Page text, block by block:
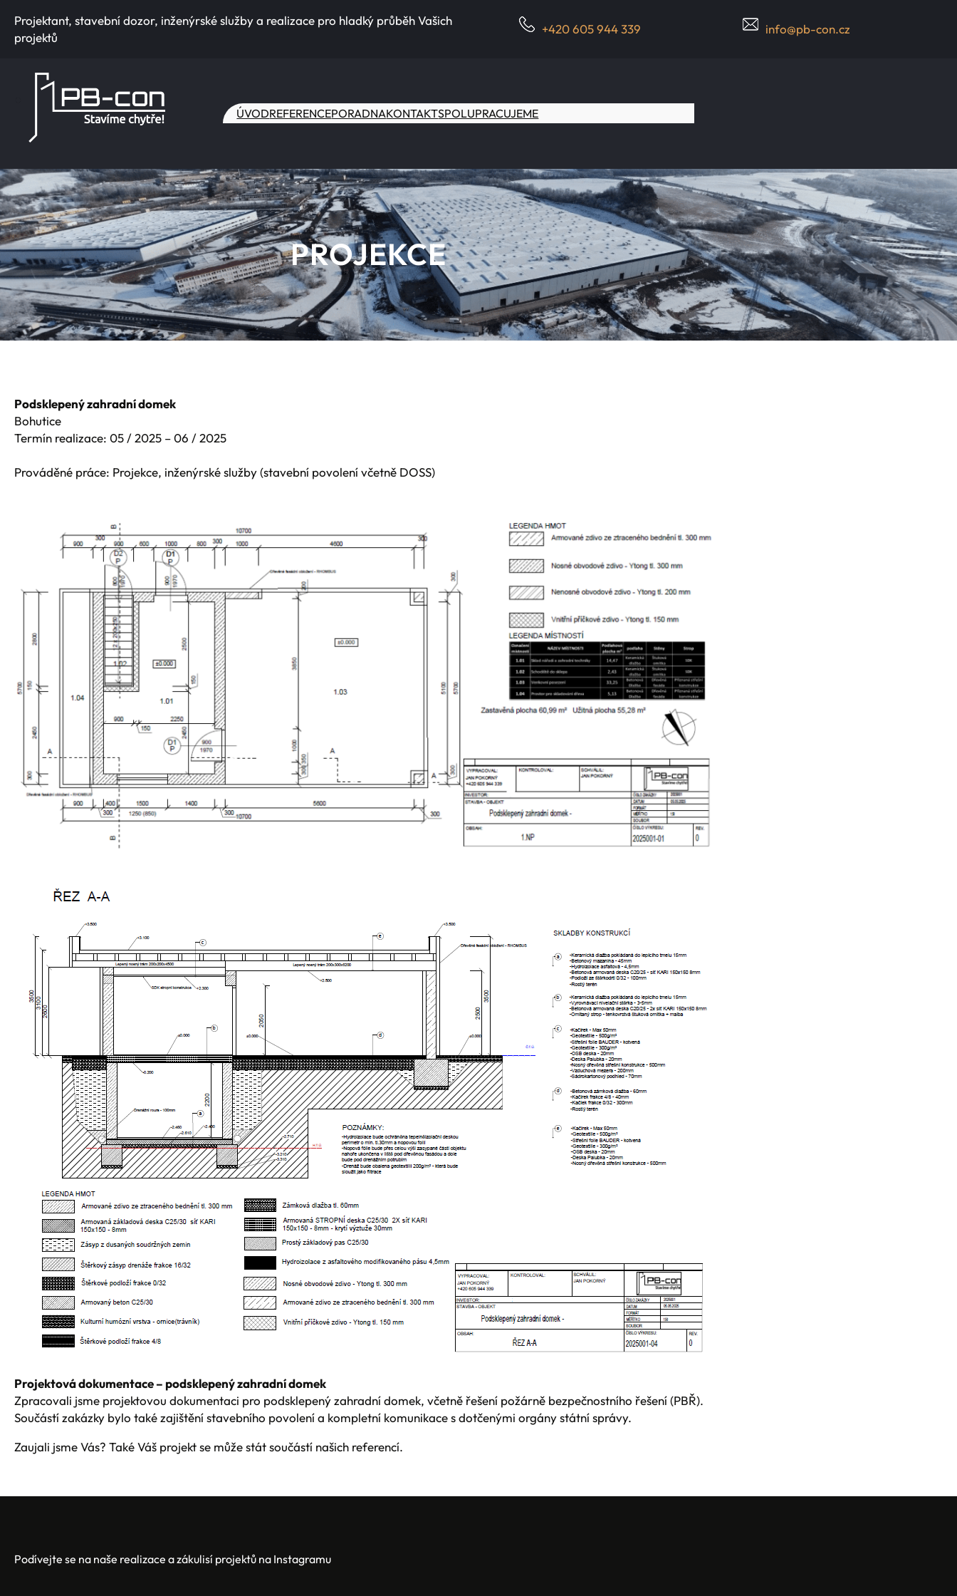
obsah
Projektant, stavební dozor, inženýrské služby a realizace pro hladký průběh Vašich
projektů
+420 605 944 339 info@pb-con.cz
ÚVODREFERENCEPORADNAKONTAKTSPOLUPRACUJEME
PROJEKCE
Podsklepený zahradní domek
Bohutice
Termín realizace: 05 / 2025 – 06 / 2025
Prováděné práce: Projekce, inženýrské služby (stavební povolení včetně DOSS)
Projektová dokumentace – podsklepený zahradní domek
Zpracovali jsme projektovou dokumentaci pro podsklepený zahradní domek, včetně řešení požárně bezpečnostního řešení (PBŘ).
Součástí zakázky bylo také zajištění stavebního povolení a kompletní komunikace s dotčenými orgány státní správy.
Zaujali jsme Vás? Také Váš projekt se může stát součástí našich referencí.
Podívejte se na naše realizace a zákulisí projektů na Instagramu